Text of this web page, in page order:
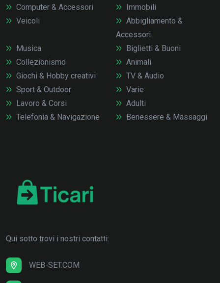
Computer & Accessori
Veicoli
Immobili
Abbigliamento &
Accessori
Musica
Collezionismo
Giochi & Hobby creativi
Sport & Outdoor
Lavoro & Corsi
Telefonia & Navigazione
Biglietti & Buoni
Animali
TV & Audio
Varie
Adulti
Benessere & Massaggi
Qui sotto trovi i nostri contatti:
WEB-SET.COM